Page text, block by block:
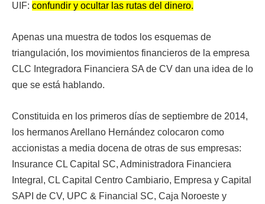
UIF: confundir y ocultar las rutas del dinero.
Apenas una muestra de todos los esquemas de
triangulación, los movimientos financieros de la empresa
CLC Integradora Financiera SA de CV dan una idea de lo
que se está hablando.
Constituida en los primeros días de septiembre de 2014,
los hermanos Arellano Hernández colocaron como
accionistas a media docena de otras de sus empresas:
Insurance CL Capital SC, Administradora Financiera
Integral, CL Capital Centro Cambiario, Empresa y Capital
SAPI de CV, UPC & Financial SC, Caja Noroeste y